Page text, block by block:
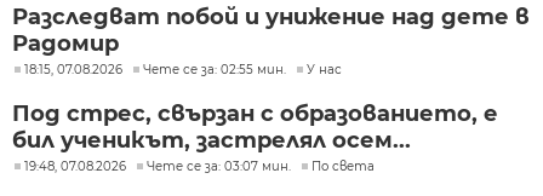
Разследват побой и унижение над дете в
Радомир
18:15, 07.08.2026 Чете се за: 02:55 мин. У нас
Под стрес, свързан с образованието, е
бил ученикът, застрелял осем...
19:48, 07.08.2026 Чете се за: 03:07 мин. По света